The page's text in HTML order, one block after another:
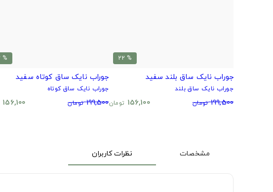
% 22
جوراب نایک ساق بلند سفید
جوراب نایک ساق بلند
199,500 تومان 156,100 تومان
% 22
جوراب نایک ساق کوتاه سفید
جوراب نایک ساق کوتاه
199,500 تومان 156,100
مشخصات نظرات کاربران